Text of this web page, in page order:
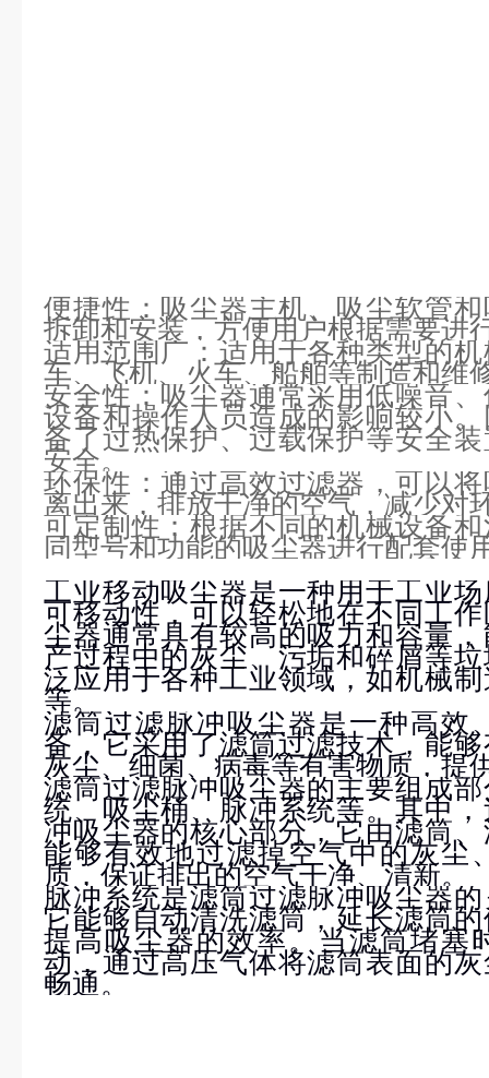
便捷性：吸尘器主机、吸尘软管
拆卸和安装，方便用户根据需要进
适用范围广：适用于各种类型的
车、飞机、火车、船舶等制造和维
安全性：吸尘器通常采用低噪音
设备和操作人员造成的影响较小
备了过热保护、过载保护等安全
安全。
环保性：通过高效过滤器，可以
离出来，排放干净的空气，减少对
可定制性：根据不同的机械设备
同型号和功能的吸尘器进行配套使
工业移动吸尘器是一种用于工业
可移动性，可以轻松地在不同工
尘器通常具有较高的吸力和容量
产过程中的灰尘、污垢和碎屑等
泛应用于各种工业领域，如机械
等。
滤筒过滤脉冲吸尘器是一种高效
备，它采用了滤筒过滤技术，能
灰尘、细菌、病毒等有害物质，提
滤筒过滤脉冲吸尘器的主要组成
统、吸尘桶、脉冲系统等。其中
冲吸尘器的核心部分，它由滤筒
能够有效地过滤掉空气中的灰尘
质，保证排出的空气干净、清新。
脉冲系统是滤筒过滤脉冲吸尘器
它能够自动清洗滤筒，延长滤筒
提高吸尘器的效率。当滤筒堵塞
动，通过高压气体将滤筒表面的
畅通。